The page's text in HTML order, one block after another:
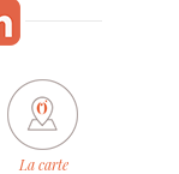
La carte